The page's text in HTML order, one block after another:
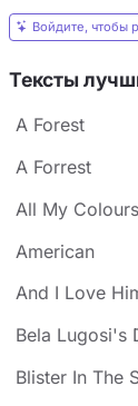
Войдите, чтобы
Тексты
A Forest
A Forrest
All My Colours
American
And I Love
Bela Lugosi's
Blister In The